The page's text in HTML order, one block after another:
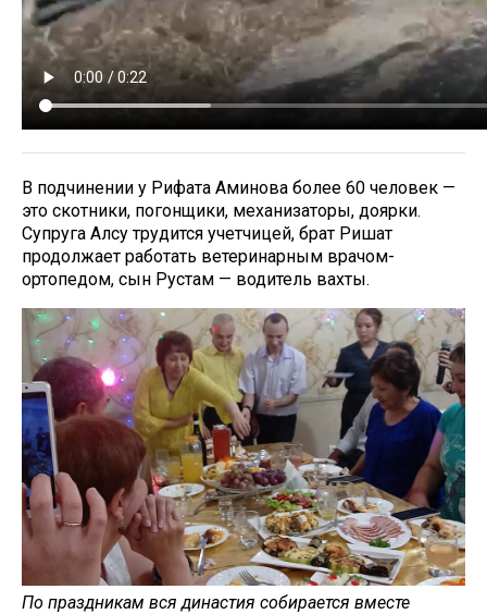
В подчинении у Рифата Аминова более 60 человек —
это скотники, погонщики, механизаторы, доярки.
Супруга Алсу трудится учетчицей, брат Ришат
продолжает работать ветеринарным врачом-
ортопедом, сын Рустам — водитель вахты.
По праздникам вся династия собирается вместе